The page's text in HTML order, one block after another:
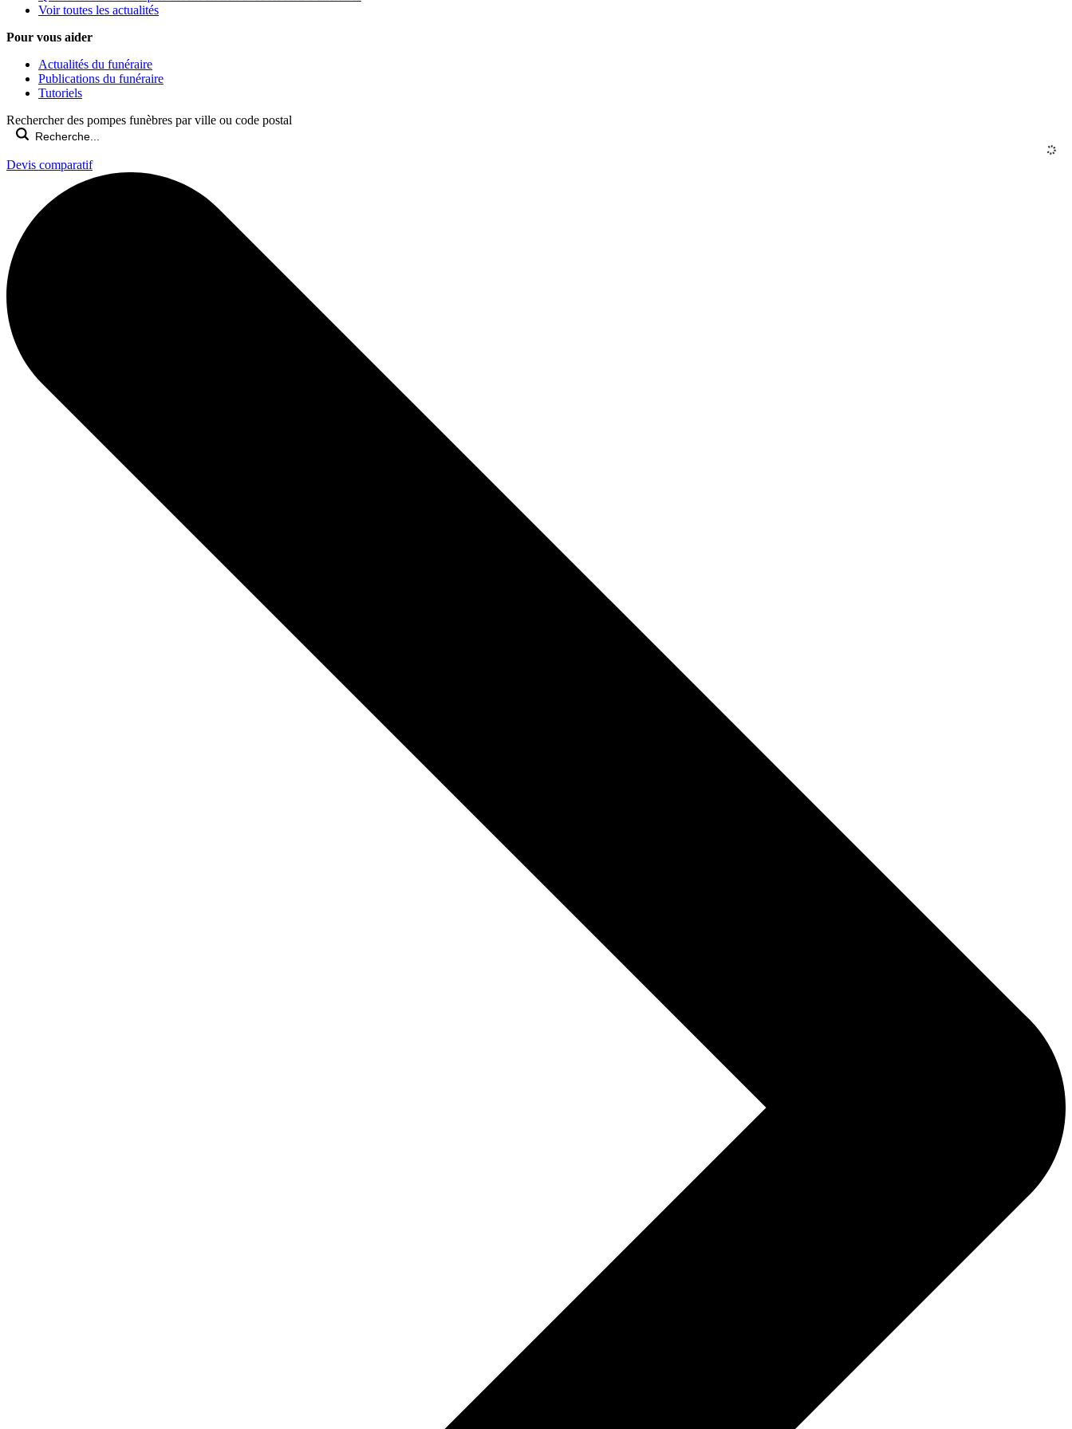
Voir toutes les actualités
Pour vous aider
Actualités du funéraire
Publications du funéraire
Tutoriels
Rechercher des pompes funèbres par ville ou code postal
Devis comparatif